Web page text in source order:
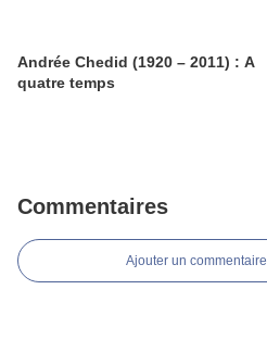
Andrée Chedid (1920 – 2011) : A
quatre temps
Commentaires
Ajouter un commentaire